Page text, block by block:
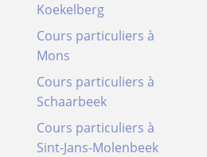
Koekelberg
Cours particuliers à
Mons
Cours particuliers à
Schaarbeek
Cours particuliers à
Sint-Jans-Molenbeek